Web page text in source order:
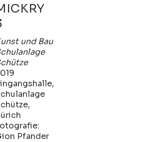
und Bau
Pfander